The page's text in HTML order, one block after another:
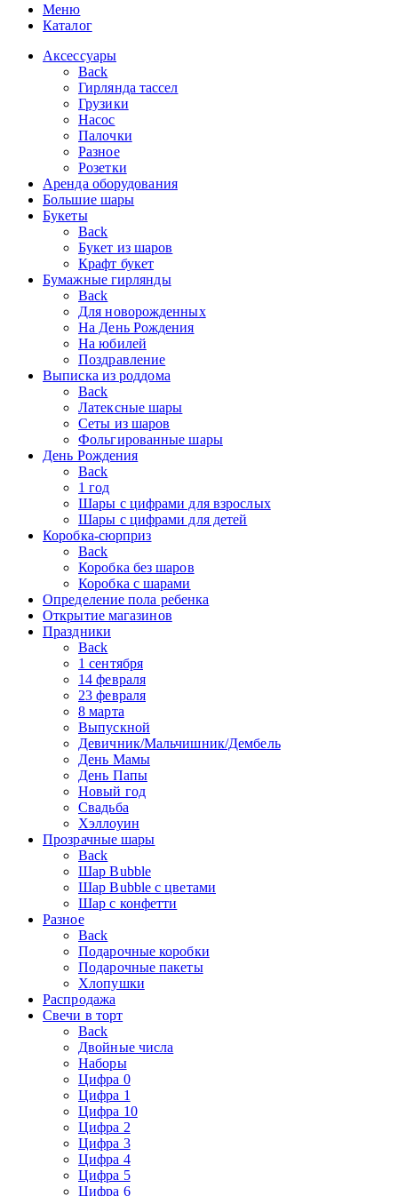
Меню
Каталог
Аксессуары
Back
Гирлянда тассел
Грузики
Насос
Палочки
Разное
Розетки
Аренда оборудования
Большие шары
Букеты
Back
Букет из шаров
Крафт букет
Бумажные гирлянды
Back
Для новорожденных
На День Рождения
На юбилей
Поздравление
Выписка из роддома
Back
Латексные шары
Сеты из шаров
Фольгированные шары
День Рождения
Back
1 год
Шары с цифрами для взрослых
Шары с цифрами для детей
Коробка-сюрприз
Back
Коробка без шаров
Коробка с шарами
Определение пола ребенка
Открытие магазинов
Праздники
Back
1 сентября
14 февраля
23 февраля
8 марта
Выпускной
Девичник/Мальчишник/Дембель
День Мамы
День Папы
Новый год
Свадьба
Хэллоуин
Прозрачные шары
Back
Шар Bubble
Шар Bubble с цветами
Шар с конфетти
Разное
Back
Подарочные коробки
Подарочные пакеты
Хлопушки
Распродажа
Свечи в торт
Back
Двойные числа
Наборы
Цифра 0
Цифра 1
Цифра 10
Цифра 2
Цифра 3
Цифра 4
Цифра 5
Цифра 6